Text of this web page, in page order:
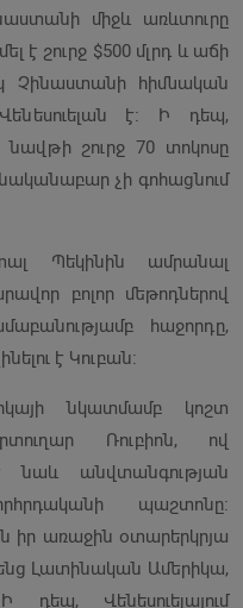
միջև առևտուրը
է շուրջ $500 մլրդ և աճի
Չինաստանի հիմնական
է։ Ի դեպ,
նավթի շուրջ 70 տոկոսը
չի գոհացնում
Պեկինին ամրանալ
բոլոր մեթոդներով
հաջորդը,
է Կուբան։
նկատմամբ կոշտ
Ռուբիոն, ով
նաև անվտանգության
պաշտոնը։
իր առաջին օտարերկրյա
Լատինական Ամերիկա,
Վենեսուելայում